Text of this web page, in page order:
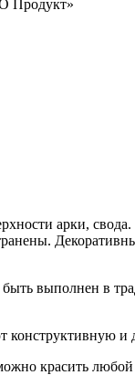
арки,
выполнен в
конструктивную и
красить любой